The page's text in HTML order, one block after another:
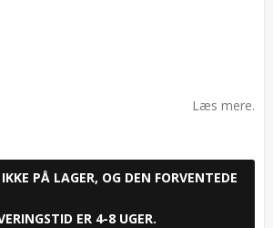
Læs mere.
PÅ LAGER, OG DEN FORVENTEDE
ER 4-8 UGER.